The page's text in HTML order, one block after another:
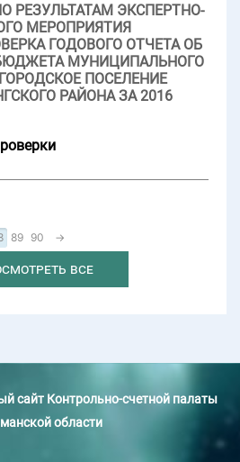
РЕЗУЛЬТАТАМ ЭКСПЕРТНО-
МЕРОПРИЯТИЯ
ГОДОВОГО ОТЧЕТА ОБ
МУНИЦИПАЛЬНОГО
ПОСЕЛЕНИЕ
РАЙОНА ЗА 2016
89 90 →
все
сайт Контрольно-счетной палаты
области